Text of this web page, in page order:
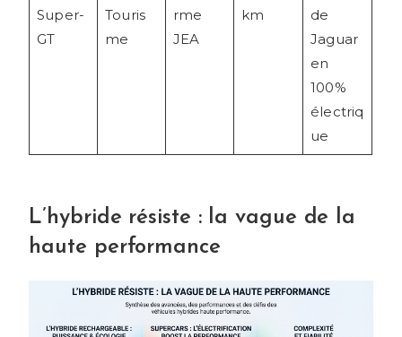
Super-
GT
Touris
me
rme
JEA
km
de
Jaguar
en
100%
électriq
ue
L’hybride résiste : la vague de la
haute performance